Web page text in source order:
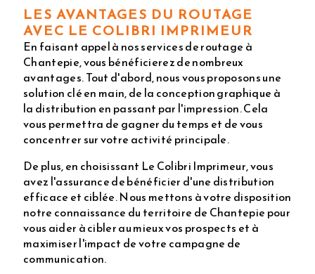
LES AVANTAGES DU ROUTAGE
AVEC LE COLIBRI IMPRIMEUR
En faisant appel à nos services de routage à
Chantepie, vous bénéficierez de nombreux
avantages. Tout d'abord, nous vous proposons une
solution clé en main, de la conception graphique à
la distribution en passant par l'impression. Cela
vous permettra de gagner du temps et de vous
concentrer sur votre activité principale.
De plus, en choisissant Le Colibri Imprimeur, vous
avez l'assurance de bénéficier d'une distribution
efficace et ciblée. Nous mettons à votre disposition
notre connaissance du territoire de Chantepie pour
vous aider à cibler au mieux vos prospects et à
maximiser l'impact de votre campagne de
communication.